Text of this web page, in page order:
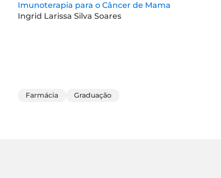
Imunoterapia para o Câncer de Mama
Ingrid Larissa Silva Soares
Farmácia Graduação